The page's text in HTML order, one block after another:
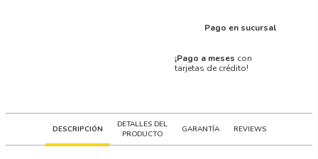
Pago en sucursal
¡Pago a meses con
tarjetas de crédito!
DESCRIPCIÓN
DETALLES DEL
PRODUCTO
GARANTÍA REVIEWS